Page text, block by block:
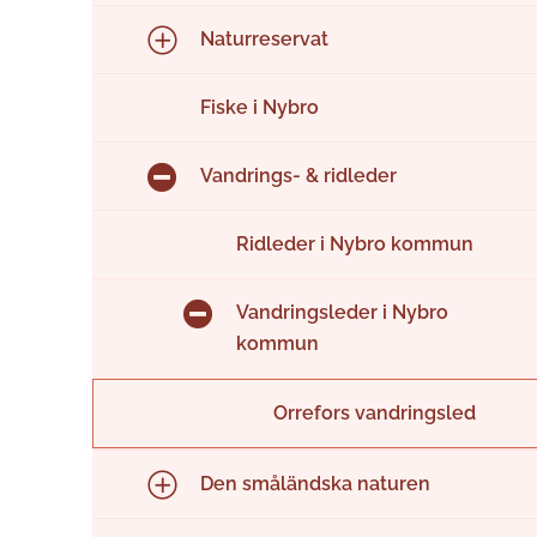
Naturreservat
Fiske i Nybro
Vandrings- & ridleder
Ridleder i Nybro kommun
Vandringsleder i Nybro
kommun
Orrefors vandringsled
Den småländska naturen